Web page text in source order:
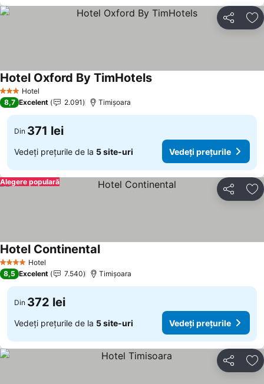
Distribuiți
3 SteleHotel
Hotel Oxford By TimHotels
8,7 Excelent 2.091 Timișoara
Din 371 lei
Vedeți prețurile de la 5 site-uri Vedeți prețurile
Distribuiți
Alegere populară
4 Stele Hotel
Hotel Continental
8,5 Excelent 7.540 Timișoara
Din 372 lei
Vedeți prețurile de la 5 site-uri Vedeți prețurile
Distribuiți